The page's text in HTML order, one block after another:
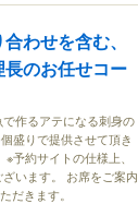
わせを含む、
のお任せコー
作るアテになる刺身の
盛りで提供させて頂き
予約サイトの仕様上、
います。 お席をご案内
だきます。